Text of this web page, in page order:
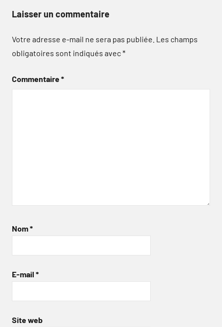
Laisser un commentaire
Votre adresse e-mail ne sera pas publiée. Les champs
obligatoires sont indiqués avec*
Commentaire*
Nom*
E-mail *
Site web